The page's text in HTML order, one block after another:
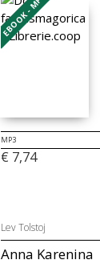
EBOOK - MP3
MP3
€ 7,74
Lev Tolstoj
Anna Karenina